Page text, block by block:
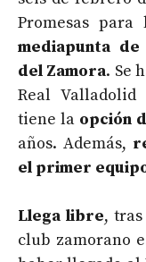
Promesas
mediapunta
del Zamora. Se
Real Valladolid
tiene la opción
años. Además,
el primer
Llega libre,
club zamorano